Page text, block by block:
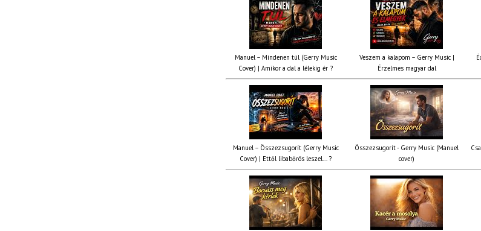
Manuel – Mindenen túl (Gerry Music
Cover) | Amikor a dal a lélekig ér ?
Veszem a kalapom – Gerry Music |
Érzelmes magyar dal
Manuel – Összezsugorít (Gerry Music
Cover) | Ettől libabőrös leszel... ?
Összezsugorít - Gerry Music (Manuel
cover)